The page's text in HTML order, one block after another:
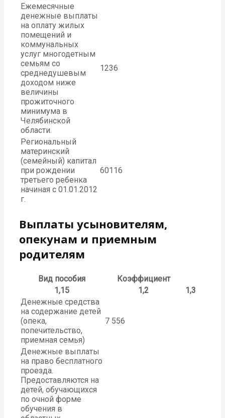
Ежемесячные
денежные выплаты
на оплату жилых
помещений и
коммунальных
услуг многодетным
семьям со
среднедушевым
доходом ниже
величины
прожиточного
минимума в
Челябинской
области.
1236
Региональный
материнский
(семейный) капитал
при рождении
третьего ребенка
начиная с 01.01.2012
г.
60116
Выплаты усыновителям,
опекунам и приемным
родителям
Вид пособия
Коэффициент
1,15
1,2
1,3
Денежные средства
на содержание детей
(опека,
попечительство,
приемная семья)
7 556
Денежные выплаты
на право бесплатного
проезда.
Предоставляются на
детей, обучающихся
по очной форме
обучения в